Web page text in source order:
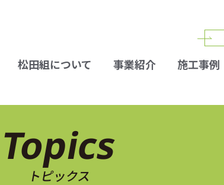
松田組について 事業紹介 施工事例
Topics
トピックス